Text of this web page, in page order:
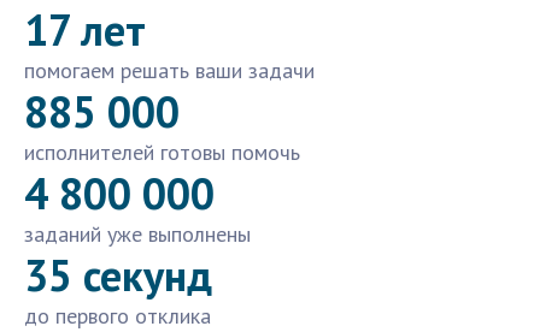
17 лет
помогаем решать ваши задачи
885 000
исполнителей готовы помочь
4 800 000
заданий уже выполнены
35 секунд
до первого отклика